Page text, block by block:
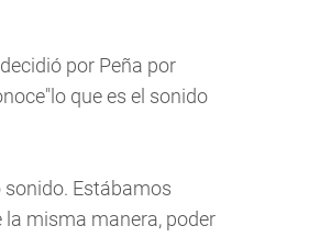
por Peña por
que es el sonido
sonido. Estábamos
la misma manera, poder